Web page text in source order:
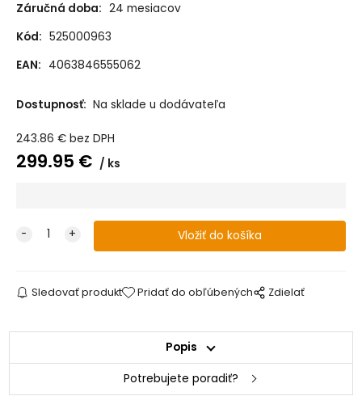
Záručná doba: 24 mesiacov
Kód: 525000963
EAN: 4063846555062
Dostupnosť: Na sklade u dodávateľa
243.86 € bez DPH
299.95 € ks
Sledovať produkt Pridať do obľúbených Zdielať
Popis
Potrebujete poradiť?